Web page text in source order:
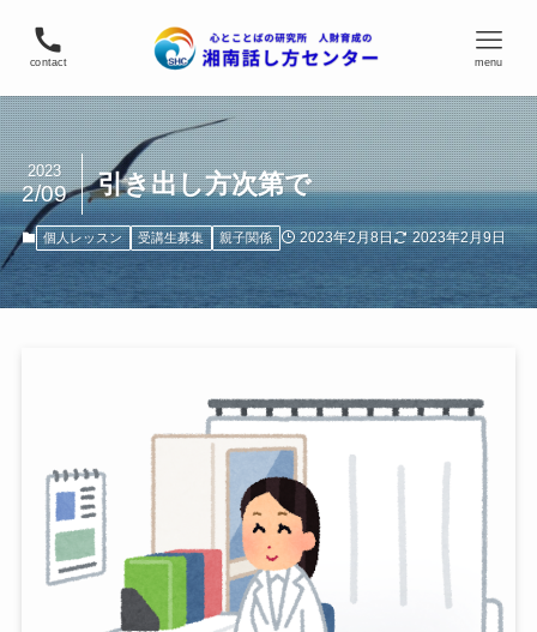
contact menu
引き出し方次第で
2023
2/09
個人レッスン 受講生募集 親子関係 2023年2月8日 2023年2月9日